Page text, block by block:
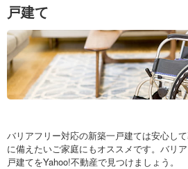
戸建て
バリアフリー対応の新築一戸建ては安心し
に備えたいご家庭にもオススメです。バリ
戸建てをYahoo!不動産で見つけましょう。